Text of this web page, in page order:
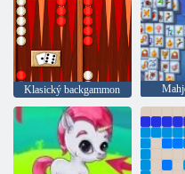
Klasický backgammon